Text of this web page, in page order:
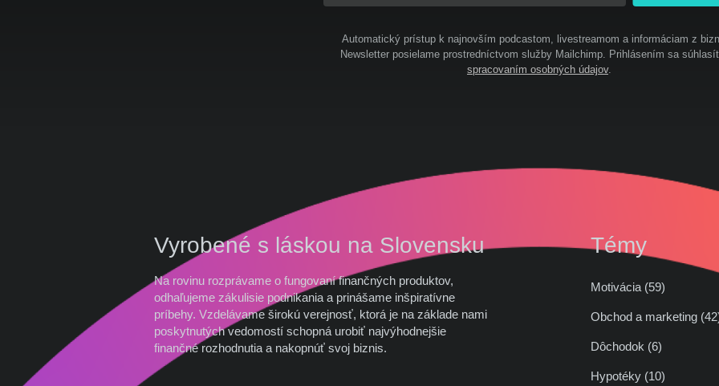
Automatický prístup k najnovším podcastom, livestreamom a informáciam z
Newsletter posielame prostredníctvom služby Mailchimp. Prihlásením sa
spracovaním osobných údajov.
Vyrobené s láskou na Slovensku
Na rovinu rozprávame o fungovaní finančných produktov,
odhaľujeme zákulisie podnikania a prinášame inšpiratívne
príbehy. Vzdelávame širokú verejnosť, ktorá je na základe nami
poskytnutých vedomostí schopná urobiť najvýhodnejšie
finančné rozhodnutia a nakopnúť svoj biznis.
Témy
Motivácia (59)
Obchod a
Dôchodok (6)
Hypotéky (10)